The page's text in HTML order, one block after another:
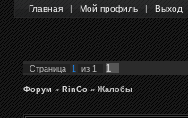
Главная | Мой профиль | Выход
Страница 1 из 1 1
Форум » RinGo » Жалобы